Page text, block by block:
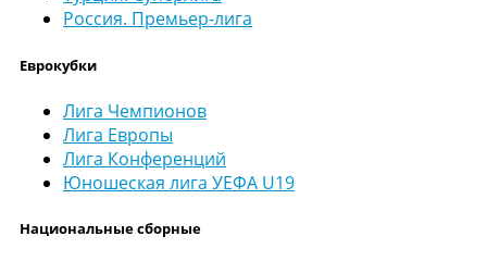
Россия. Премьер-лига
Еврокубки
Лига Чемпионов
Лига Европы
Лига Конференций
Юношеская лига УЕФА U19
Национальные сборные